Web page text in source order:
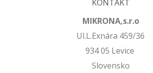
KONTAKT
MIKRONA,s.r.o
Ul.L.Exnára 459/36
934 05 Levice
Slovensko